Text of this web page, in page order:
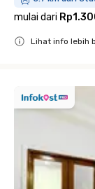
mulai dari
Lihat info lebih